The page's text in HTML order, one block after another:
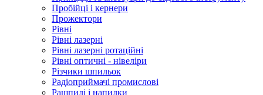
Пробійці і кернери
Прожектори
Рівні
Рівні лазерні
Рівні лазерні ротаційні
Рівні оптичні - нівеліри
Різчики шпильок
Радіоприймачі промислові
Рашпилі і напилки